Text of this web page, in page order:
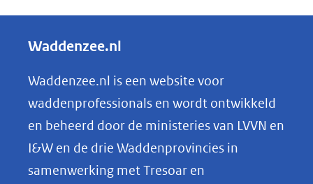
e
e
n
o
p
Waddenzee.nl
Waddenzee.nl is een website voor
waddenprofessionals en wordt ontwikkeld
en beheerd door de ministeries van LVVN en
I&W en de drie Waddenprovincies in
samenwerking met Tresoar en